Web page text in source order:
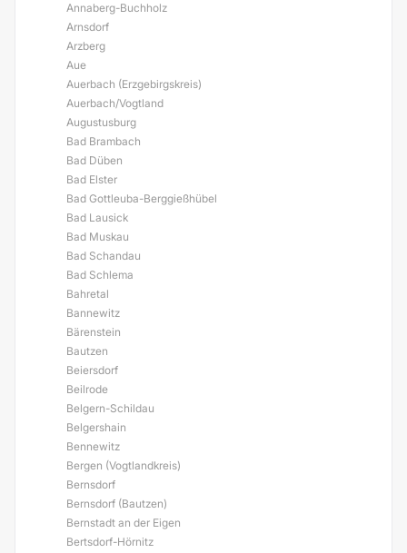
Annaberg-Buchholz
Arnsdorf
Arzberg
Aue
Auerbach (Erzgebirgskreis)
Auerbach/Vogtland
Augustusburg
Bad Brambach
Bad Düben
Bad Elster
Bad Gottleuba-Berggießhübel
Bad Lausick
Bad Muskau
Bad Schandau
Bad Schlema
Bahretal
Bannewitz
Bärenstein
Bautzen
Beiersdorf
Beilrode
Belgern-Schildau
Belgershain
Bennewitz
Bergen (Vogtlandkreis)
Bernsdorf
Bernsdorf (Bautzen)
Bernstadt an der Eigen
Bertsdorf-Hörnitz